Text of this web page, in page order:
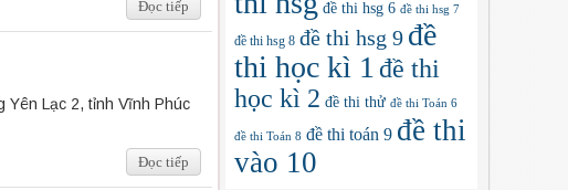
Đọc tiếp
Lạc 2, tỉnh Vĩnh Phúc
Đọc tiếp
đề thi hsg 6 đề thi hsg 7
đề thi hsg 8 đề thi hsg 9 đề
thi học kì 1 đề thi
học kì 2 đề thi thử đề thi Toán 6
đề thi Toán 8 đề thi toán 9 đề thi
vào 10